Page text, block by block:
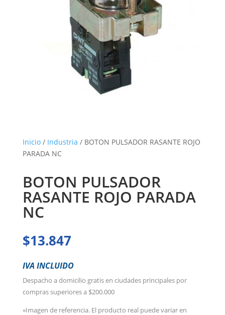
Inicio/ Industria / BOTON PULSADOR RASANTE ROJO
PARADA NC
BOTON PULSADOR
RASANTE ROJO PARADA
NC
$13.847
IVA INCLUIDO
Despacho a domicilio gratis en ciudades principales por
compras superiores a $200.000
«Imagen de referencia. El producto real puede variar en